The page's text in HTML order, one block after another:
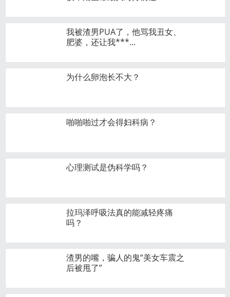
我被渣男PUA了，他骂我丑女、
肥婆，还让我***...
为什么卵泡长不大？
啪啪啪过才会得妇科病？
心理测试是伪科学吗？
拉玛泽呼吸法真的能减轻疼痛
吗？
渣男的嘴，骗人的鬼“美女车震之
后被甩了”